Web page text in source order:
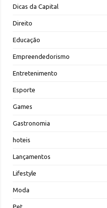
Dicas da Capital
Direito
Educação
Empreendedorismo
Entretenimento
Esporte
Games
Gastronomia
hoteis
Lançamentos
Lifestyle
Moda
Pet